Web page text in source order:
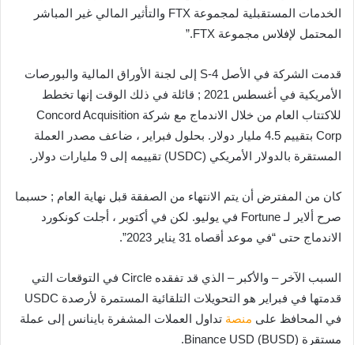
الخدمات المستقبلية لمجموعة FTX والتأثير المالي غير المباشر
المحتمل لإفلاس مجموعة FTX.”
قدمت الشركة في الأصل S-4 إلى لجنة الأوراق المالية والبورصات
الأمريكية في أغسطس 2021 ; قائلة في ذلك الوقت إنها تخطط
للاكتتاب العام من خلال الاندماج مع شركة Concord Acquisition
Corp بتقييم 4.5 مليار دولار. بحلول فبراير ، ضاعف مصدر العملة
المستقرة بالدولار الأمريكي (USDC) تقييمه إلى 9 مليارات دولار.
كان من المفترض أن يتم الانتهاء من الصفقة قبل نهاية العام ; حسبما
صرح ألاير لـ Fortune في يوليو. لكن في أكتوبر ، أجلت كونكورد
الاندماج حتى “في موعد أقصاه 31 يناير 2023”.
السبب الآخر – والأكبر – الذي قد تفقده Circle في التوقعات التي
قدمتها في فبراير هو التحويلات التلقائية المستمرة لأرصدة USDC
في المحافظ على منصة تداول العملات المشفرة باينانس إلى عملة
مستقرة Binance USD (BUSD).